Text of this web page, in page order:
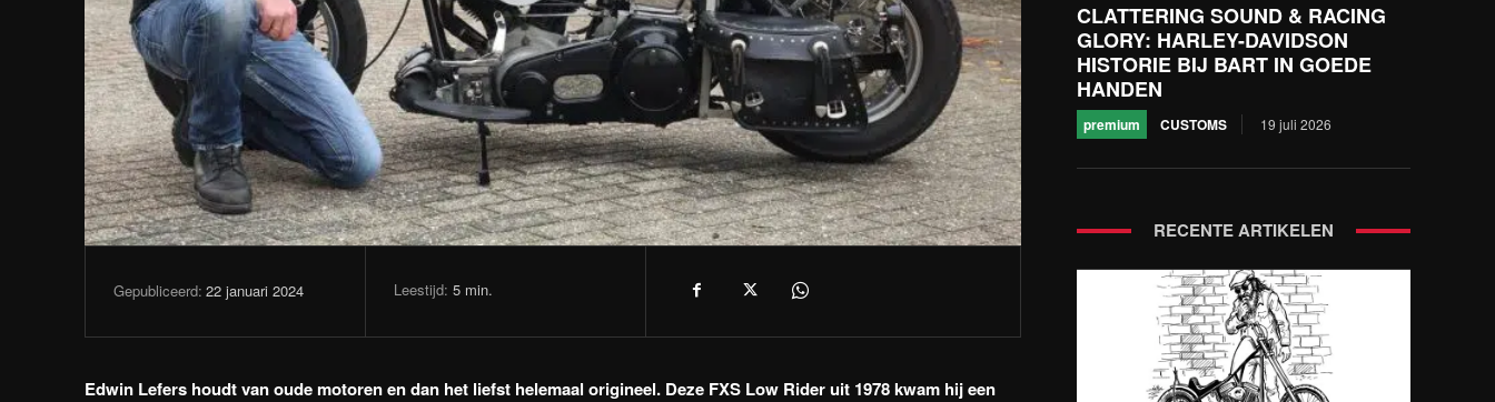
Gepubliceerd: 22 januari 2024 Leestijd: 5 min.
Edwin Lefers houdt van oude motoren en dan het liefst helemaal origineel. Deze FXS Low Rider uit 1978 kwam hij een
CLATTERING SOUND & RACING
GLORY: HARLEY-DAVIDSON
HISTORIE BIJ BART IN GOEDE
HANDEN
premium CUSTOMS 19 juli 2026
RECENTE ARTIKELEN